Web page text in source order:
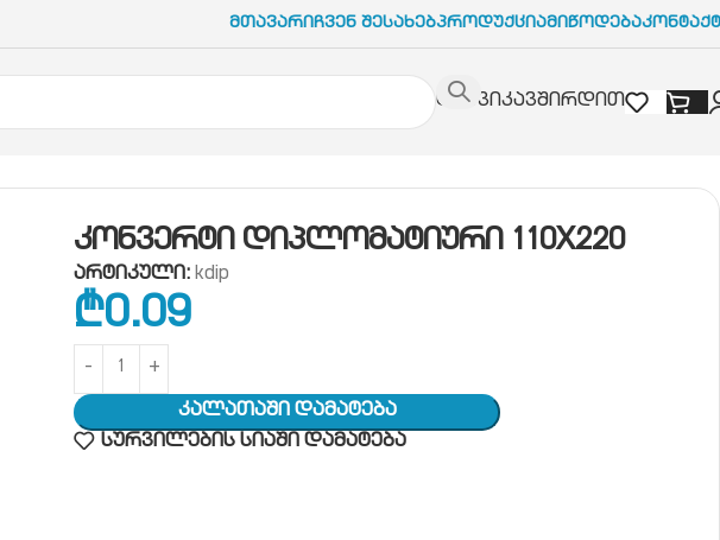
ᲛთავარიᲩვენ ᲨესახებᲞროდუქციაᲛიწოდება
დაგვიკავშირდით
კონვერტი დიპლომატიური 110X220
არტიკული:kdip
₾0.09
Კალათაში Დამატება
სურვილების სიაში დამატება